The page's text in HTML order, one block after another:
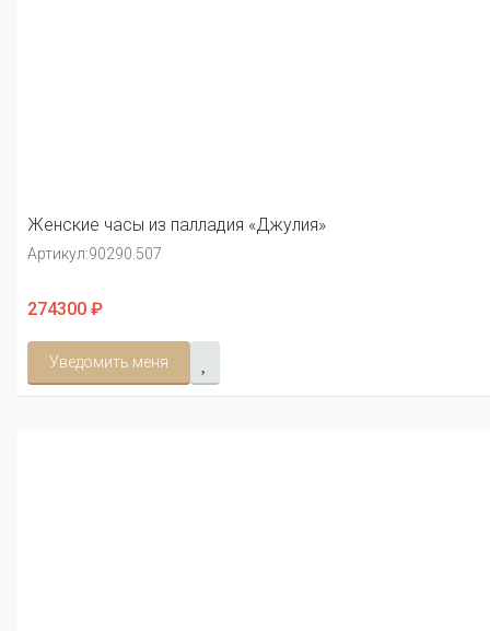
Женские часы из палладия «Джулия»
Артикул:90290.507
274300 ₽
Уведомить меня